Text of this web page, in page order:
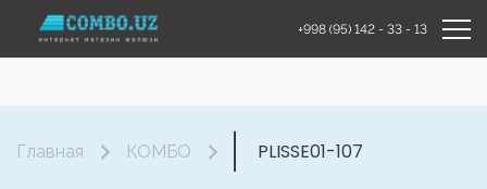
+998 (95) 142 - 33 - 13
Главная КОМБО PLISSE01-107